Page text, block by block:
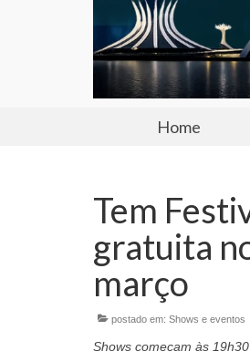
Home
Tem
gratuita
março
postado em: Shows e eventos
Shows começam às